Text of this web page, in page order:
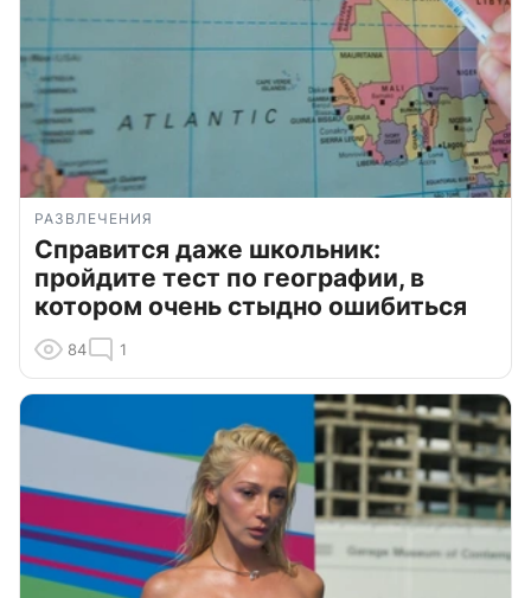
РАЗВЛЕЧЕНИЯ
Справится даже школьник:
пройдите тест по географии, в
котором очень стыдно ошибиться
84 1